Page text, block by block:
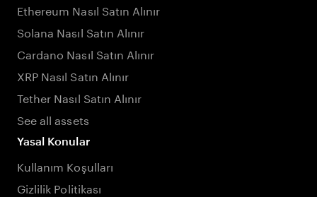
Ethereum Nasıl Satın Alınır
Solana Nasıl Satın Alınır
Cardano Nasıl Satın Alınır
XRP Nasıl Satın Alınır
Tether Nasıl Satın Alınır
See all assets
Yasal Konular
Kullanım Koşulları
Gizlilik Politikası